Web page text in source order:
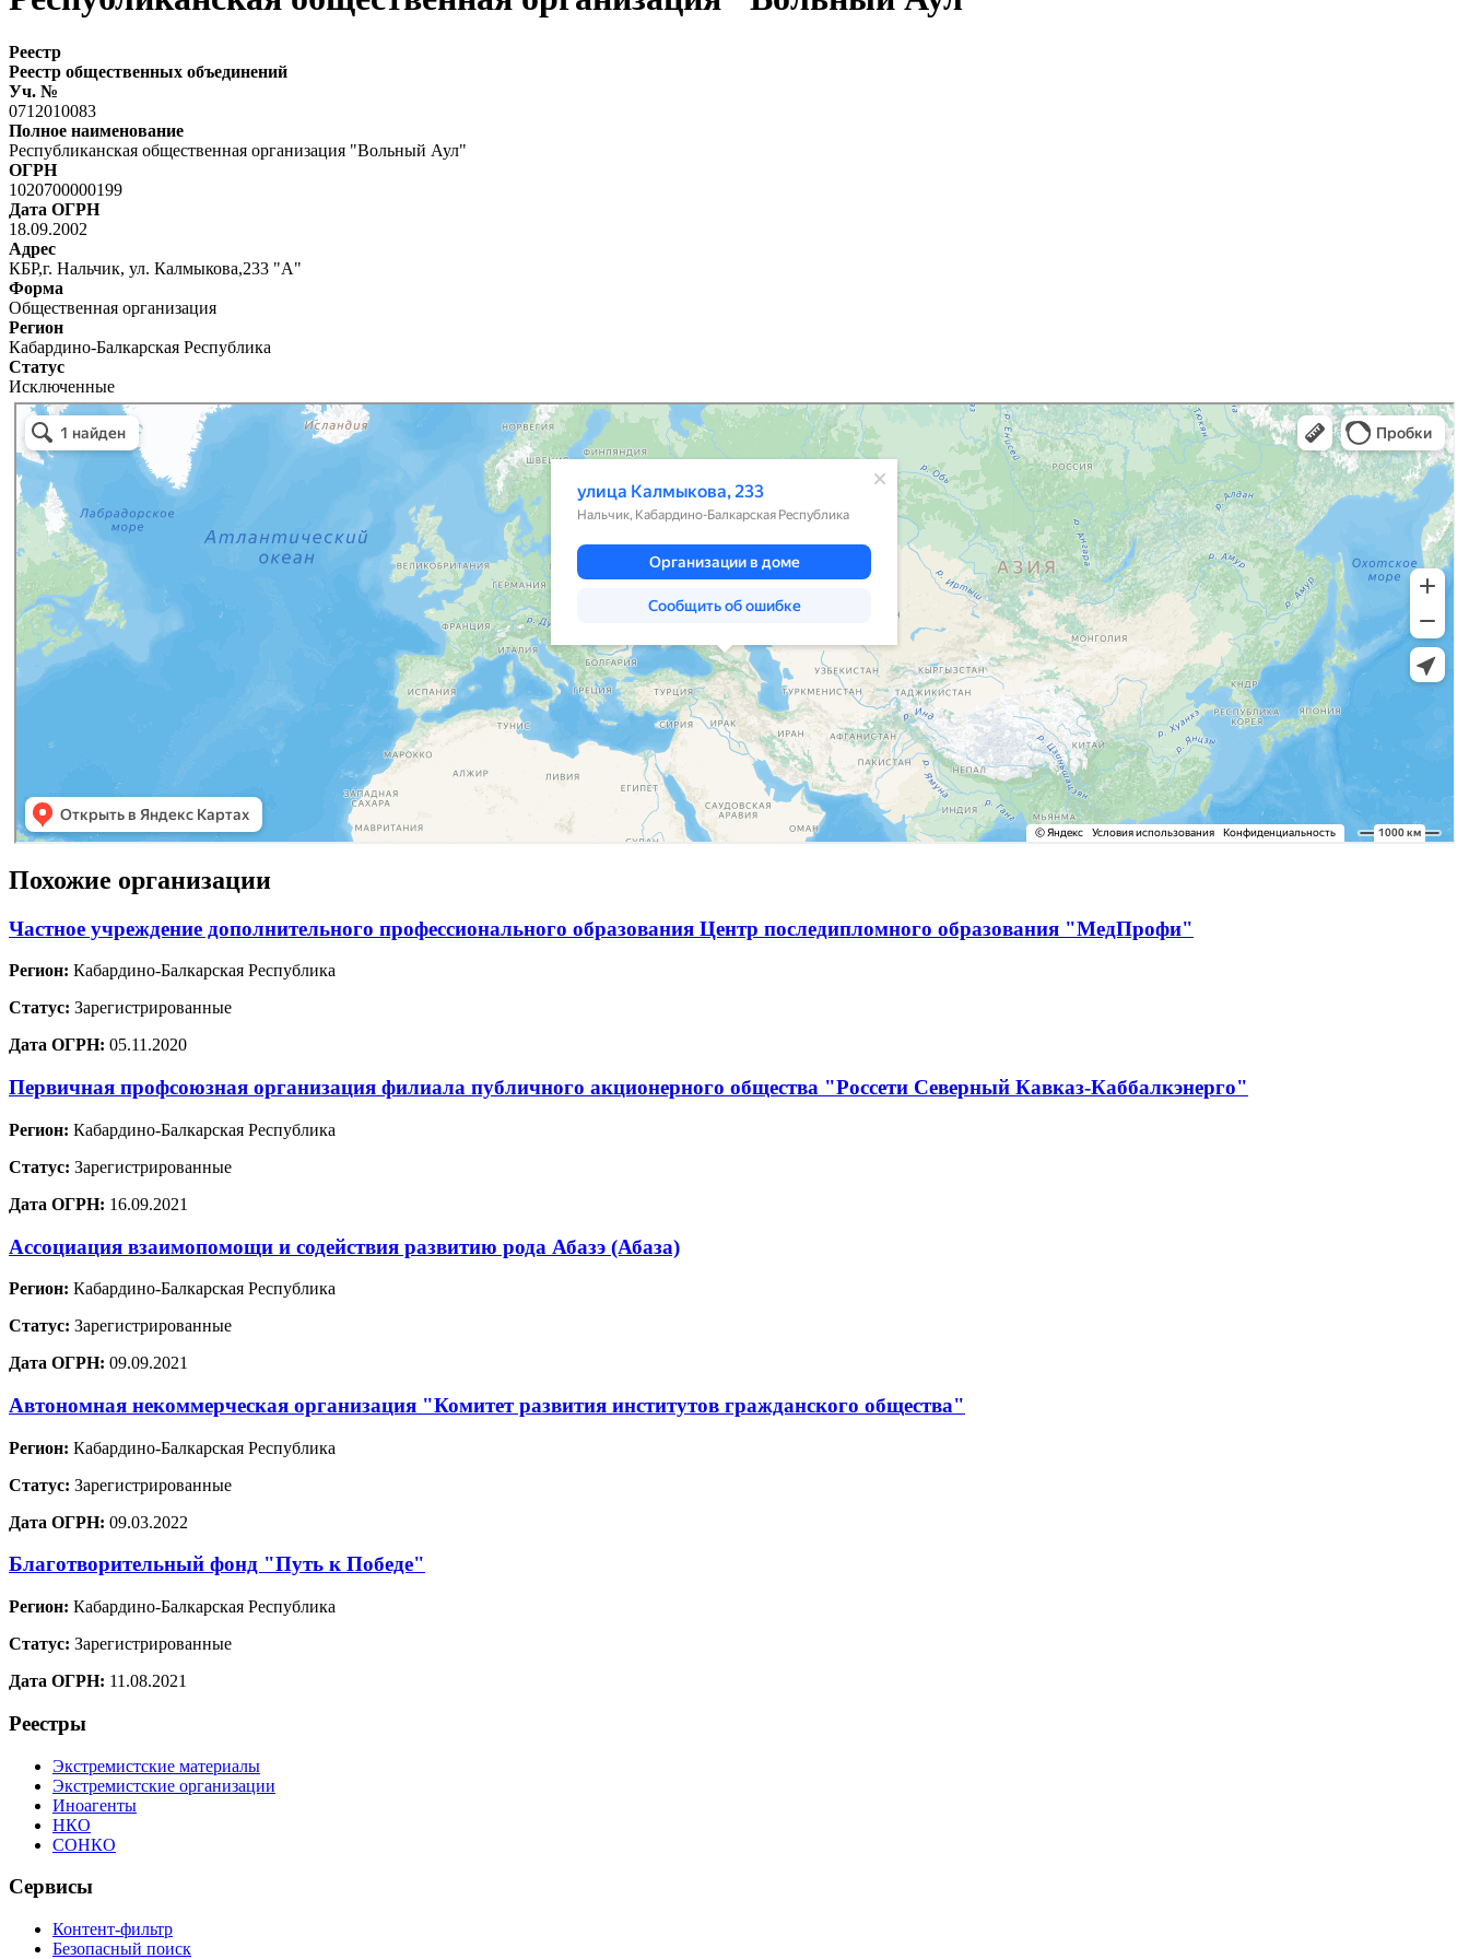
Реестр
Реестр общественных объединений
Уч. №
0712010083
Полное наименование
Республиканская общественная организация "Вольный Аул"
ОГРН
1020700000199
Дата ОГРН
18.09.2002
Адрес
КБР,г. Нальчик, ул. Калмыкова,233 "А"
Форма
Общественная организация
Регион
Кабардино-Балкарская Республика
Статус
Исключенные
Похожие организации
Частное учреждение дополнительного профессионального образования Центр последипломного образования "МедПрофи"
Регион: Кабардино-Балкарская Республика
Статус: Зарегистрированные
Дата ОГРН: 05.11.2020
Первичная профсоюзная организация филиала публичного акционерного общества "Россети Северный Кавказ-Каббалкэнерго"
Регион: Кабардино-Балкарская Республика
Статус: Зарегистрированные
Дата ОГРН: 16.09.2021
Ассоциация взаимопомощи и содействия развитию рода Абазэ (Абаза)
Регион: Кабардино-Балкарская Республика
Статус: Зарегистрированные
Дата ОГРН: 09.09.2021
Автономная некоммерческая организация "Комитет развития институтов гражданского общества"
Регион: Кабардино-Балкарская Республика
Статус: Зарегистрированные
Дата ОГРН: 09.03.2022
Благотворительный фонд "Путь к Победе"
Регион: Кабардино-Балкарская Республика
Статус: Зарегистрированные
Дата ОГРН: 11.08.2021
Реестры
Экстремистские материалы
Экстремистские организации
Иноагенты
НКО
СОНКО
Сервисы
Контент-фильтр
Безопасный поиск